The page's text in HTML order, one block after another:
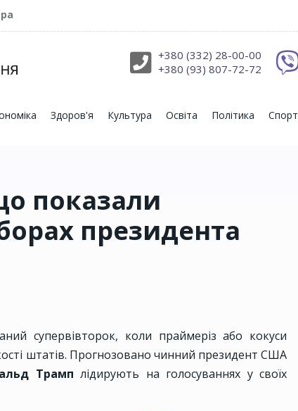
+380 (332) 28-00-00
+380 (93) 807-72-72
Здоров'я Культура Освіта Політика Спорт
показали
президента
супервівторок, коли праймеріз або кокуси
штатів. Прогнозовано чинний президент США
Трамп лідирують на голосуваннях у своїх